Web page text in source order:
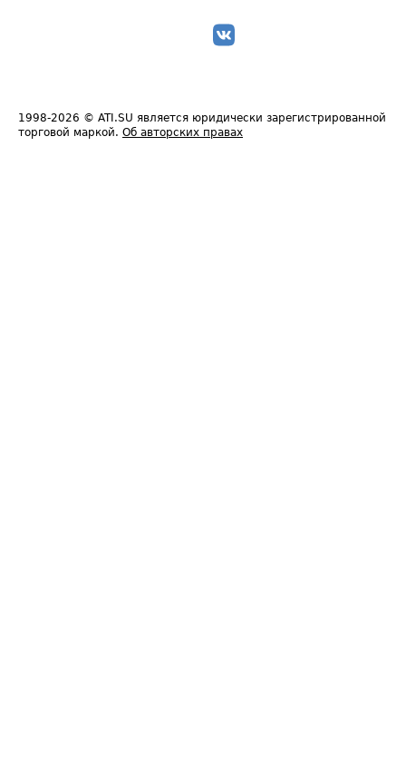
1998-2026 © ATI.SU является юридически зарегистрированной
торговой маркой. Об авторских правах